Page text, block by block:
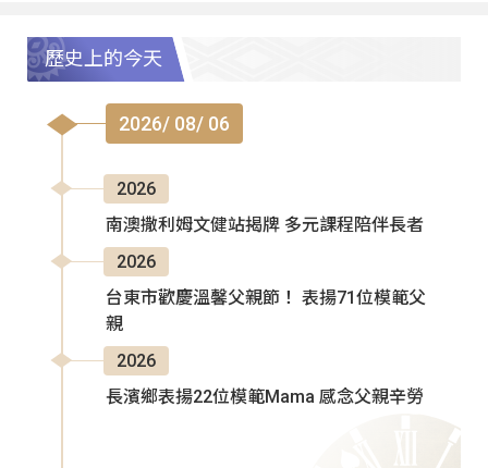
歷史上的今天
2026/ 08/ 06
2026
南澳撒利姆文健站揭牌 多元課程陪伴長者
2026
台東市歡慶溫馨父親節！ 表揚71位模範父
親
2026
長濱鄉表揚22位模範Mama 感念父親辛勞